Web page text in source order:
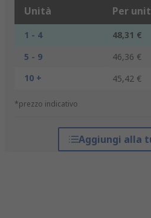
Unità Per
1 - 4
48,31 €
5 - 9
46,36 €
10 +
45,42 €
*prezzo indicativo
Aggiungi alla